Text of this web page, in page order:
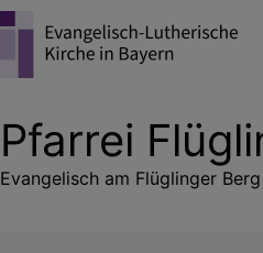
Pfarrei
Evangelisch am Flüglinger Berg